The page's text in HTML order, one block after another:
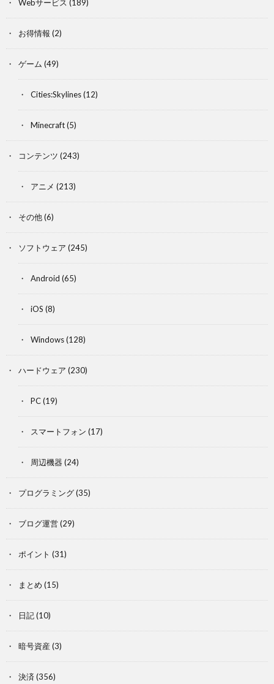
Webサービス (189)
お得情報 (2)
ゲーム (49)
Cities:Skylines(12)
Minecraft(5)
コンテンツ (243)
アニメ (213)
その他(6)
ソフトウェア (245)
Android (65)
iOS (8)
Windows(128)
ハードウェア (230)
PC(19)
スマートフォン (17)
周辺機器 (24)
プログラミング(35)
ブログ運営(29)
ポイント (31)
まとめ (15)
日記(10)
暗号資産 (3)
決済 (356)